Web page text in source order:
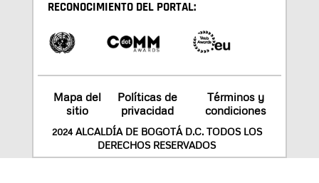
RECONOCIMIENTO DEL PORTAL:
Mapa del
sitio
Políticas de
privacidad
Términos y
condiciones
2024 ALCALDÍA DE BOGOTÁ D.C. TODOS LOS
DERECHOS RESERVADOS